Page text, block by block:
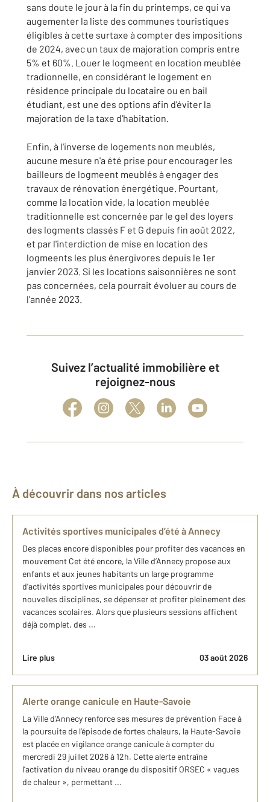
sans doute le jour à la fin du printemps, ce qui va
augementer la liste des communes touristiques
éligibles à cette surtaxe à compter des impositions
de 2024, avec un taux de majoration compris entre
5% et 60%. Louer le logmeent en location meublée
tradionnelle, en considérant le logement en
résidence principale du locataire ou en bail
étudiant, est une des options afin d'éviter la
majoration de la taxe d'habitation.
Enfin, à l'inverse de logements non meublés,
aucune mesure n'a été prise pour encourager les
bailleurs de logmeent meublés à engager des
travaux de rénovation énergétique. Pourtant,
comme la location vide, la location meublée
traditionnelle est concernée par le gel des loyers
des logments classés F et G depuis fin août 2022,
et par l'interdiction de mise en location des
logmeents les plus énergivores depuis le 1er
janvier 2023. Si les locations saisonnières ne sont
pas concernées, cela pourrait évoluer au cours de
l'année 2023.
Suivez l’actualité immobilière et
rejoignez-nous
À découvrir dans nos articles
Activités sportives municipales d’été à Annecy
Des places encore disponibles pour profiter des vacances en
mouvement Cet été encore, la Ville d’Annecy propose aux
enfants et aux jeunes habitants un large programme
d’activités sportives municipales pour découvrir de
nouvelles disciplines, se dépenser et profiter pleinement des
vacances scolaires. Alors que plusieurs sessions affichent
déjà complet, des ...
Lire plus 03 août 2026
Alerte orange canicule en Haute-Savoie
La Ville d’Annecy renforce ses mesures de prévention Face à
la poursuite de l’épisode de fortes chaleurs, la Haute-Savoie
est placée en vigilance orange canicule à compter du
mercredi 29 juillet 2026 à 12h. Cette alerte entraîne
l’activation du niveau orange du dispositif ORSEC « vagues
de chaleur », permettant ...